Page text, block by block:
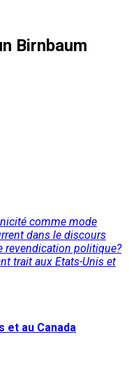
Birnbaum
comme mode
dans le discours
revendication politique?
trait aux Etats-Unis et
et au Canada